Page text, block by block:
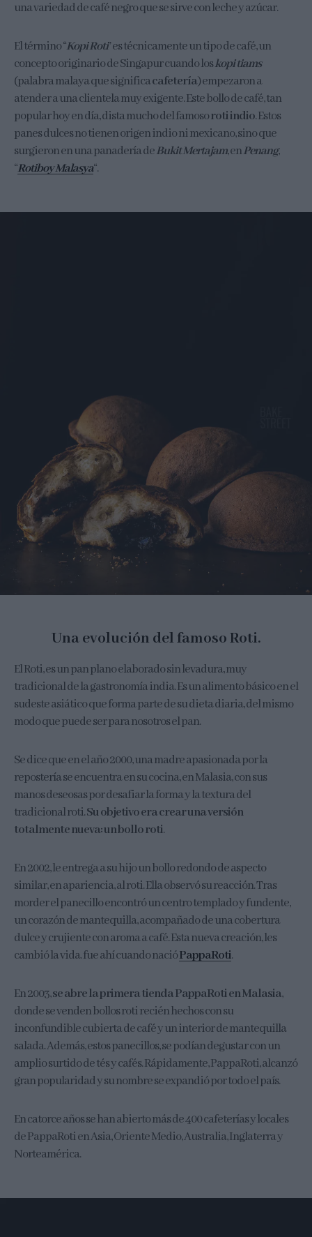
una variedad de café negro que se sirve con leche y azúcar.
El término “Kopi Roti” es técnicamente un tipo de café, un
concepto originario de Singapur cuando loskopi tiams
(palabra malaya que significacafetería) empezaron a
atender a una clientela muy exigente. Este bollo de café, tan
popular hoy en día, dista mucho del famosoroti indio. Estos
panes dulces no tienen origen indio ni mexicano, sino que
surgieron en una panadería deBukit Mertajam, enPenang,
“Rotiboy Malasya“.
Una evolución del famoso Roti.
El Roti, es un pan plano elaborado sin levadura, muy
tradicional de la gastronomía india. Es un alimento básico en el
sudeste asiático que forma parte de su dieta diaria, del mismo
modo que puede ser para nosotros el pan.
Se dice que en el año 2000, una madre apasionada por la
repostería se encuentra en su cocina, en Malasia, con sus
manos deseosas por desafiar la forma y la textura del
tradicional roti.Su objetivo era crear una versión
totalmente nueva: un bollo roti.
En 2002, le entrega a su hijo un bollo redondo de aspecto
similar, en apariencia, al roti. Ella observó su reacción. Tras
morder el panecillo encontró un centro templado y fundente,
un corazón de mantequilla, acompañado de una cobertura
dulce y crujiente con aroma a café. Esta nueva creación, les
cambió la vida. fue ahí cuando nacióPappaRoti.
En 2003,se abre la primera tienda PappaRoti en Malasia,
donde se venden bollos roti recién hechos con su
inconfundible cubierta de café y un interior de mantequilla
salada. Además, estos panecillos, se podían degustar con un
amplio surtido de tés y cafés. Rápidamente, PappaRoti, alcanzó
gran popularidad y su nombre se expandió por todo el país.
En catorce años se han abierto más de 400 cafeterías y locales
de PappaRoti en Asia, Oriente Medio, Australia, Inglaterra y
Norteamérica.